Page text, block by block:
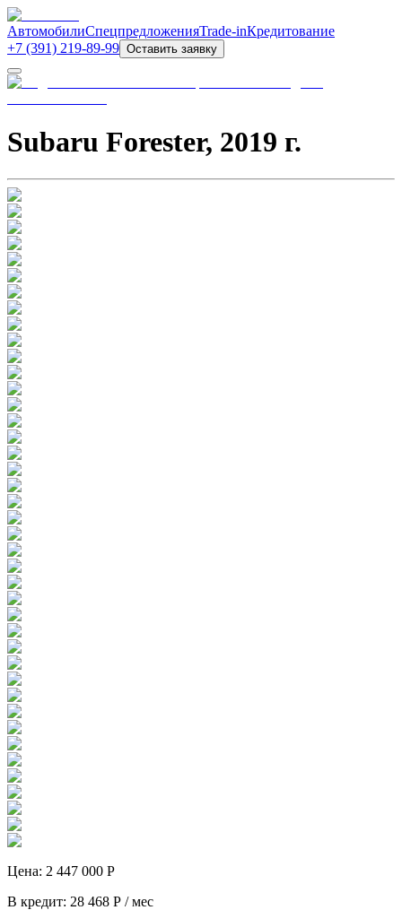
АвтомобилиСпецпредложенияTrade-inКредитование
+7 (391) 219-89-99 Оставить заявку
Subaru Forester, 2019 г.
Цена: 2 447 000 Р
В кредит: 28 468 Р / мес